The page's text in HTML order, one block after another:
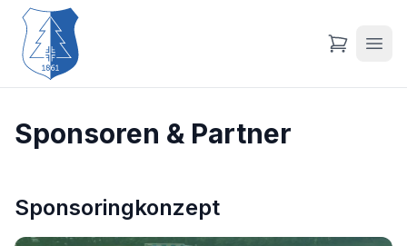
Sponsoren & Partner
Sponsoringkonzept